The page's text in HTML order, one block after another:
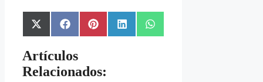
Share
on
X
(Twitter)
Share
on
FacebookShare
on
PinterestShare
on
LinkedInShare
on
WhatsApp
Artículos
Relacionados: